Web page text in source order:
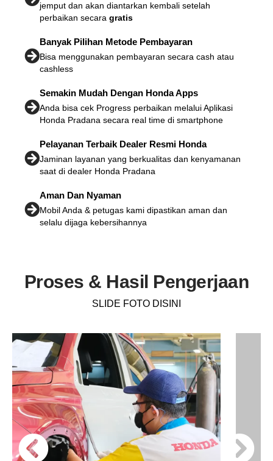
jemput dan akan diantarkan kembali setelah
perbaikan secara gratis
Banyak Pilihan Metode Pembayaran
Bisa menggunakan pembayaran secara cash atau
cashless
Semakin Mudah Dengan Honda Apps
Anda bisa cek Progress perbaikan melalui Aplikasi
Honda Pradana secara real time di smartphone
Pelayanan Terbaik Dealer Resmi Honda
Jaminan layanan yang berkualitas dan kenyamanan
saat di dealer Honda Pradana
Aman Dan Nyaman
Mobil Anda & petugas kami dipastikan aman dan
selalu dijaga kebersihannya
Proses & Hasil Pengerjaan
SLIDE FOTO DISINI